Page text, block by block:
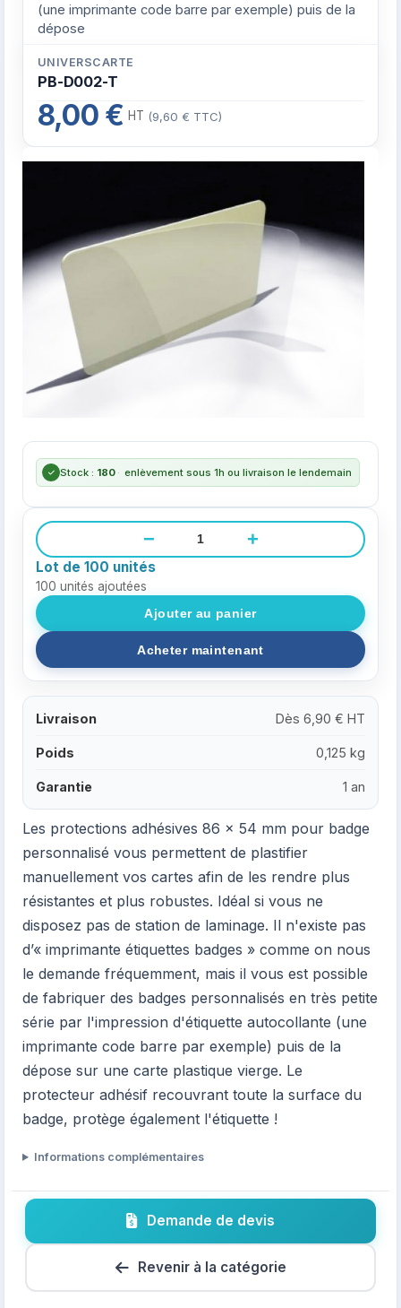
(une imprimante code barre par exemple) puis de la
dépose
UNIVERSCARTE
PB-D002-T
8,00 € HT (9,60 € TTC)
Stock : 180 · enlèvement sous 1h ou livraison le lendemain
− +
Lot de 100 unités
100 unités ajoutées
Livraison Dès 6,90 € HT
Poids 0,125 kg
Garantie 1 an
Les protections adhésives 86 x 54 mm pour badge
personnalisé vous permettent de plastifier
manuellement vos cartes afin de les rendre plus
résistantes et plus robustes. Idéal si vous ne
disposez pas de station de laminage. Il n'existe pas
d’« imprimante étiquettes badges » comme on nous
le demande fréquemment, mais il vous est possible
de fabriquer des badges personnalisés en très petite
série par l'impression d'étiquette autocollante (une
imprimante code barre par exemple) puis de la
dépose sur une carte plastique vierge. Le
protecteur adhésif recouvrant toute la surface du
badge, protège également l'étiquette !
Informations complémentaires
Demande de devis
Revenir à la catégorie